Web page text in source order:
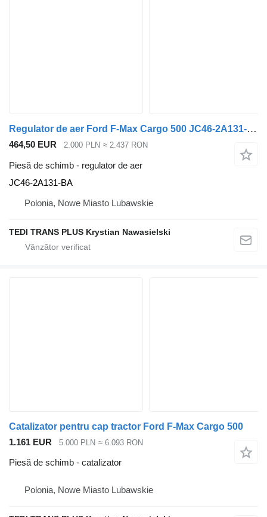
Regulator de aer Ford F-Max Cargo 500 JC46-2A131-BA pentru cap tractor Ford F-Max Cargo 500
464,50 EUR 2.000 PLN ≈ 2.437 RON
Piesă de schimb - regulator de aer
JC46-2A131-BA
Polonia, Nowe Miasto Lubawskie
TEDI TRANS PLUS Krystian Nawasielski
Catalizator pentru cap tractor Ford F-Max Cargo 500
1.161 EUR
5.000 PLN ≈ 6.093 RON
Piesă de schimb - catalizator
Polonia, Nowe Miasto Lubawskie